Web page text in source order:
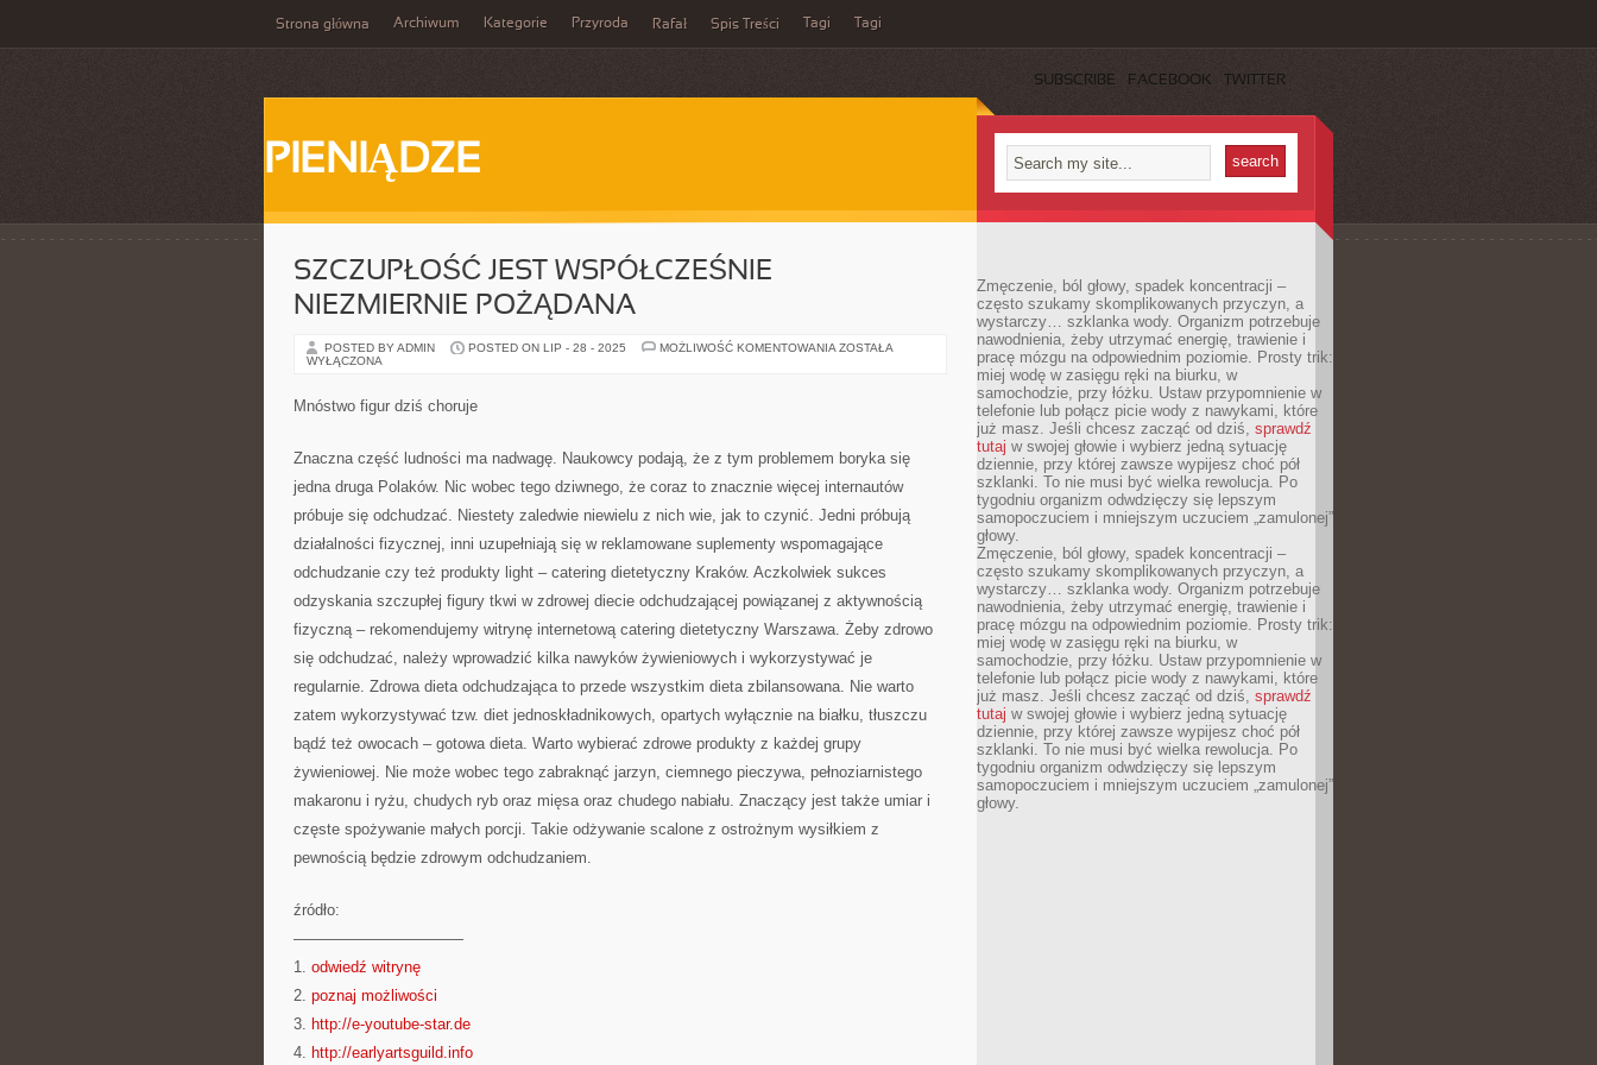
Strona główna Archiwum Kategorie Przyroda Rafał Spis Treści Tagi Tagi
SUBSCRIBE FACEBOOK TWITTER
PIENIĄDZE
SZCZUPŁOŚĆ JEST WSPÓŁCZEŚNIE
NIEZMIERNIE POŻĄDANA
POSTED BY ADMIN POSTED ON LIP - 28 - 2025 MOŻLIWOŚĆ KOMENTOWANIA SZCZUPŁOŚĆ
ZOSTAŁA
WYŁĄCZONA
Mnóstwo figur dziś choruje
Znaczna część ludności ma nadwagę. Naukowcy podają, że z tym problemem boryka się
jedna druga Polaków. Nic wobec tego dziwnego, że coraz to znacznie więcej internautów
próbuje się odchudzać. Niestety zaledwie niewielu z nich wie, jak to czynić. Jedni próbują
działalności fizycznej, inni uzupełniają się w reklamowane suplementy wspomagające
odchudzanie czy też produkty light – catering dietetyczny Kraków. Aczkolwiek sukces
odzyskania szczupłej figury tkwi w zdrowej diecie odchudzającej powiązanej z aktywnością
fizyczną – rekomendujemy witrynę internetową catering dietetyczny Warszawa. Żeby zdrowo
się odchudzać, należy wprowadzić kilka nawyków żywieniowych i wykorzystywać je
regularnie. Zdrowa dieta odchudzająca to przede wszystkim dieta zbilansowana. Nie warto
zatem wykorzystywać tzw. diet jednoskładnikowych, opartych wyłącznie na białku, tłuszczu
bądź też owocach – gotowa dieta. Warto wybierać zdrowe produkty z każdej grupy
żywieniowej. Nie może wobec tego zabraknąć jarzyn, ciemnego pieczywa, pełnoziarnistego
makaronu i ryżu, chudych ryb oraz mięsa oraz chudego nabiału. Znaczący jest także umiar i
częste spożywanie małych porcji. Takie odżywanie scalone z ostrożnym wysiłkiem z
pewnością będzie zdrowym odchudzaniem.
źródło:
———————————
1. odwiedź witrynę
2. poznaj możliwości
3. http://e-youtube-star.de
4. http://earlyartsguild.info
Zmęczenie, ból głowy, spadek koncentracji –
często szukamy skomplikowanych przyczyn, a
wystarczy… szklanka wody. Organizm potrzebuje
nawodnienia, żeby utrzymać energię, trawienie i
pracę mózgu na odpowiednim poziomie. Prosty trik:
miej wodę w zasięgu ręki na biurku, w
samochodzie, przy łóżku. Ustaw przypomnienie w
telefonie lub połącz picie wody z nawykami, które
już masz. Jeśli chcesz zacząć od dziś, sprawdź
tutaj w swojej głowie i wybierz jedną sytuację
dziennie, przy której zawsze wypijesz choć pół
szklanki. To nie musi być wielka rewolucja. Po
tygodniu organizm odwdzięczy się lepszym
samopoczuciem i mniejszym uczuciem „zamulonej”
głowy.
Zmęczenie, ból głowy, spadek koncentracji –
często szukamy skomplikowanych przyczyn, a
wystarczy… szklanka wody. Organizm potrzebuje
nawodnienia, żeby utrzymać energię, trawienie i
pracę mózgu na odpowiednim poziomie. Prosty trik:
miej wodę w zasięgu ręki na biurku, w
samochodzie, przy łóżku. Ustaw przypomnienie w
telefonie lub połącz picie wody z nawykami, które
już masz. Jeśli chcesz zacząć od dziś, sprawdź
tutaj w swojej głowie i wybierz jedną sytuację
dziennie, przy której zawsze wypijesz choć pół
szklanki. To nie musi być wielka rewolucja. Po
tygodniu organizm odwdzięczy się lepszym
samopoczuciem i mniejszym uczuciem „zamulonej”
głowy.